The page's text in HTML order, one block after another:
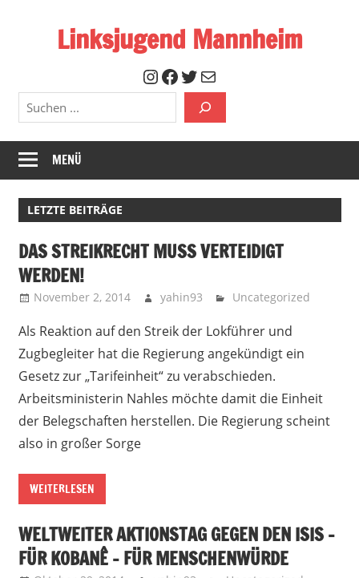
Linksjugend Mannheim
der
Mannheim
Instagram
Facebook
Twitter
Mail
Suchen
MENÜ
LETZTE BEITRÄGE
DAS STREIKRECHT MUSS VERTEIDIGT
WERDEN!
November 2, 2014 yahin93 Uncategorized
Als Reaktion auf den Streik der Lokführer und
Zugbegleiter hat die Regierung angekündigt ein
Gesetz zur „Tarifeinheit“ zu verabschieden.
Arbeitsministerin Nahles möchte damit die Einheit
der Belegschaften herstellen. Die Regierung scheint
also in großer Sorge
WEITERLESEN
WELTWEITER AKTIONSTAG GEGEN DEN ISIS –
FÜR KOBANÊ – FÜR MENSCHENWÜRDE